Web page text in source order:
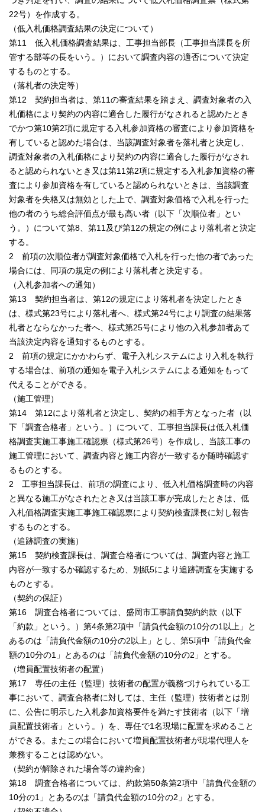
22号）を作成する。
（低入札価格調査結果の決定について）
第11 低入札価格調査結果は、工事担当部長（工事担当課長を所
管する部等の長をいう。）において調査内容の適否について決定
するものとする。
（落札者の決定等）
第12 契約担当者は、第11の審査結果を踏まえ、調査対象者の入
札価格により契約の内容に適合した履行がなされると認めたとき
でかつ第10第2項に規定する入札参加資格の審査により参加資格を
有していると認めた場合は、当該調査対象者を落札者と決定し、
調査対象者の入札価格により契約の内容に適合した履行がなされ
ると認められないとき又は第11第2項に規定する入札参加資格の審
査により参加資格を有していると認められないときは、当該調査
対象者を失格又は無効とした上で、調査対象価格で入札を行った
他の者のうち総合評価点が最も高い者（以下「次順位者」とい
う。）について第8、第11及び第12の規定の例により落札者と決定
する。
2 前項の次順位者が調査対象価格で入札を行った他の者であった
場合には、同項の規定の例により落札者と決定する。
（入札参加者への通知）
第13 契約担当者は、第12の規定により落札者を決定したとき
は、様式第23号により落札者へ、様式第24号により調査の結果落
札者とならなかった者へ、様式第25号により他の入札参加者あて
当該決定内容を通知するものとする。
2 前項の規定にかかわらず、電子入札システムにより入札を執行
する場合は、前項の通知を電子入札システムによる通知をもって
代えることができる。
（施工管理）
第14 第12により落札者と決定し、契約の相手方となった者（以
下「調査合格者」という。）について、工事担当課長は低入札価
格調査実施工事施工確認票（様式第26号）を作成し、当該工事の
施工管理において、調査内容と施工内容が一致するか随時確認す
るものとする。
2 工事担当課長は、前項の調査により、低入札価格調査時の内容
と異なる施工がなされたとき又は当該工事が完成したときは、低
入札価格調査実施工事施工確認票により契約検査課長に対し報告
するものとする。
（追跡調査の実施）
第15 契約検査課長は、調査合格者については、調査内容と施工
内容が一致するか確認するため、別紙5により追跡調査を実施する
ものとする。
（契約の保証）
第16 調査合格者については、盛岡市工事請負契約約款（以下
「約款」という。）第4条第2項中「請負代金額の10分の1以上」と
あるのは「請負代金額の10分の2以上」とし、第5項中「請負代金
額の10分の1」とあるのは「請負代金額の10分の2」とする。
（増員配置技術者の配置）
第17 専任の主任（監理）技術者の配置が義務づけられている工
事において、調査合格者に対しては、主任（監理）技術者とは別
に、公告に明示した入札参加資格要件を満たす技術者（以下「増
員配置技術者」という。）を、専任で1名現場に配置を求めること
ができる。またこの場合において増員配置技術者が現場代理人を
兼務することは認めない。
（契約が解除された場合等の違約金）
第18 調査合格者については、約款第50条第2項中「請負代金額の
10分の1」とあるのは「請負代金額の10分の2」とする。